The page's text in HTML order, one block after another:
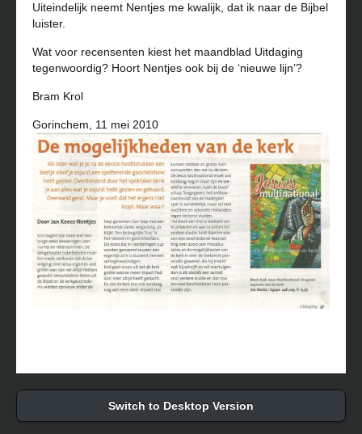
Uiteindelijk neemt Nentjes me kwalijk, dat ik naar de Bijbel
luister.
Wat voor recensenten kiest het maandblad Uitdaging
tegenwoordig? Hoort Nentjes ook bij de ‘nieuwe lijn’?
Bram Krol
Gorinchem, 11 mei 2010
Switch to Desktop Version